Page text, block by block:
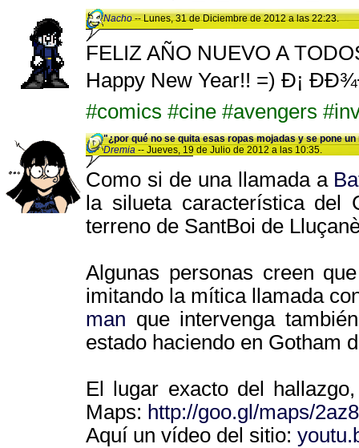
Nacho-- Lunes, 31 de Diciembre de 2012 a las 22:23.
FELIZ AÑO NUEVO A
Happy New Year!! =) Ð¡
#comics #cine #avengers
"¿por qué no se quita esas ropas mojadas y se pone
Dremia -- Jueves, 19 de Julio de 2012 a las 10:35.
Como si de una llamada a
la silueta característica del
terreno de SantBoi de
Algunas personas creen
imitando la mítica llamada
man que intervenga
estado haciendo en Gotham
El lugar exacto del
Maps: http://goo.gl/maps/
Aquí un vídeo del sitio: